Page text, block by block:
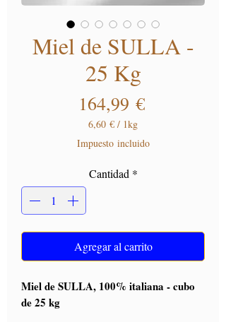
Miel de SULLA -
25 Kg
164,99 €Precio
6,60 € / 1kg
6,60 €
por
Kilogramos
Impuesto incluido
Cantidad *
Agregar al carrito
Miel de SULLA, 100% italiana - cubo
de 25 kg